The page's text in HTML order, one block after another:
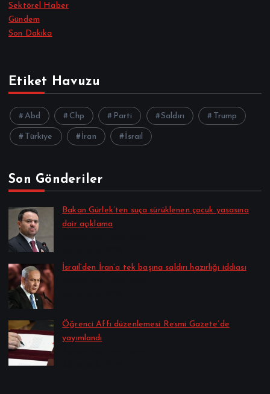
Sektörel Haber
Gündem
Son Dakika
Etiket Havuzu
Abd Chp Parti Saldırı Trump
Türkiye İran İsrail
Son Gönderiler
Bakan Gürlek’ten suça sürüklenen çocuk yasasına
dair açıklama
İsrail’den İran’a tek başına saldırı hazırlığı iddiası
Öğrenci Affı düzenlemesi Resmi Gazete’de
yayımlandı